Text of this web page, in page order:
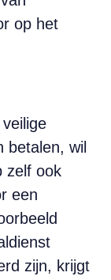
op het
betalen, wil
zelf ook
een
zijn, krijgt